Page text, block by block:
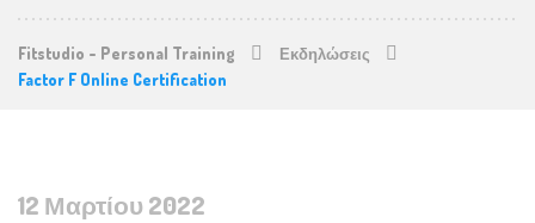
Fitstudio - Personal Training
Εκδηλώσεις
Factor F Online Certification
12 Μαρτίου 2022